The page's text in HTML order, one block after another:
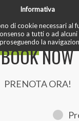
Informativa
di cookie necessari al
a tutti o ad
la
BOOK NOW
PRENOTA ORA!